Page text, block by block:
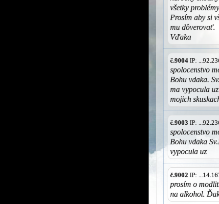
všetky
Prosím aby si
mu dôverovať.
Vďaka
č.9004 IP:
spolocenstvo
Bohu vdaka.
ma vypocula
mojich
č.9003 IP:
spolocenstvo
Bohu vdaka
vypocula uz
č.9002 IP:
prosím o
na alkohol.